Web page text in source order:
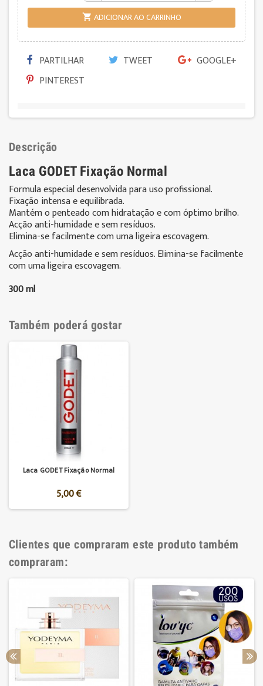
 ADICIONAR AO CARRINHO
PARTILHAR TWEET
GOOGLE+
PINTEREST
Descrição
Laca GODET Fixação Normal
Formula especial desenvolvida para uso profissional.
Fixação intensa e equilibrada.
Mantém o penteado com hidratação e com óptimo brilho.
Acção anti-humidade e sem resíduos.
Elimina-se facilmente com uma ligeira escovagem.
Acção anti-humidade e sem resíduos. Elimina-se facilmente
com uma ligeira escovagem.
300 ml
Também poderá gostar
Laca GODET Fixação Normal
5,00 €
Clientes que compraram este produto também
compraram: